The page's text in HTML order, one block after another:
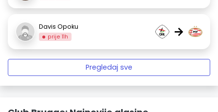
Davis Opoku
prije 11h →
Pregledaj sve